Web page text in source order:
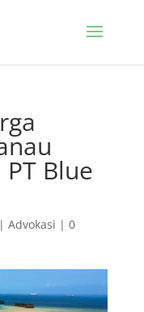
Blue
Advokasi | 0